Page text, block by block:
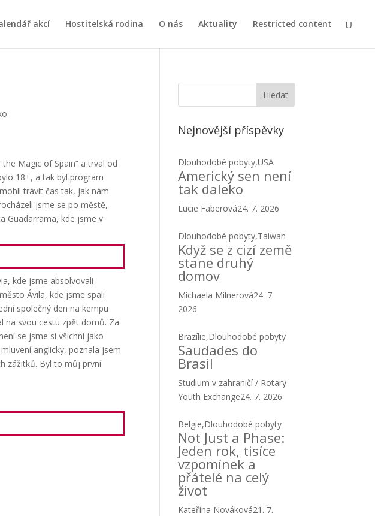
akcí Hostitelská rodina O nás Aktuality Restricted content
Magic of Spain” a trval od
18+, a tak byl program
trávit čas tak, jak nám
jsme se po městě,
Guadarrama, kde jsme v
kde jsme absolvovali
Ávila, kde jsme spali
společný den na kempu
na svou cestu zpět domů. Za
se jsme si všichni jako
anglicky, poznala jsem
zážitků. Byl to můj první
Nejnovější příspěvky
Dlouhodobé pobyty,USA
Americký sen není
tak daleko
Lucie Faberová24. 7. 2026
Dlouhodobé pobyty,Taiwan
Když se z cizí země
stane druhý
domov
Michaela Milnerová24. 7.
2026
Brazílie,Dlouhodobé pobyty
Saudades do
Brasil
Studium v zahraničí / Rotary
Youth Exchange24. 7. 2026
Belgie,Dlouhodobé pobyty
Not Just a Phase:
Jeden rok, tisíce
vzpomínek a
přátelé na celý
život
Kateřina Nováková21. 7.